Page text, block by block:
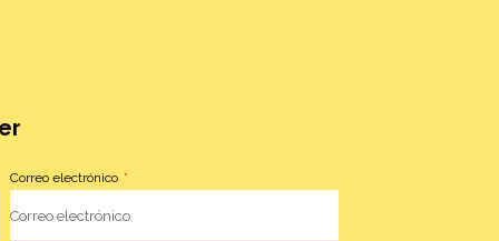
Correo electrónico